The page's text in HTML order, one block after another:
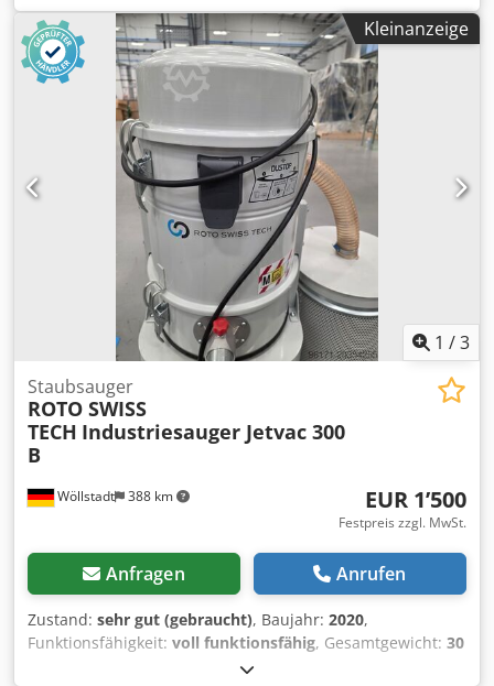
Kleinanzeige
1 /3
Wöllstadt 388 km
Staubsauger
ROTO SWISS
TECH Industriesauger Jetvac 300
B
EUR 1’500
Festpreis zzgl. MwSt.
Anfragen Anrufen
Zustand: sehr gut (gebraucht), Baujahr: 2020,
Funktionsfähigkeit: voll funktionsfähig, Gesamtgewicht: 30
, Werksauflösung Maskenherstellung. Installation 2021,